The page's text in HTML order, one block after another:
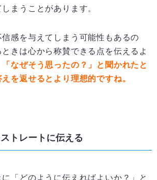
まうことがあります。
感を与えてしまう可能性もあるの
きは心から称賛できる点を伝えるよ
「なぜそう思ったの？」と聞かれたと
を返せるとより理想的ですね。
トレートに伝える
「どのように伝えればよいか？」と